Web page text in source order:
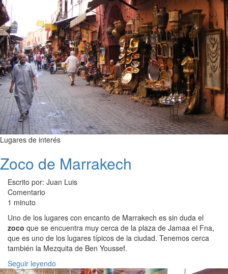
Lugares de interés
Zoco de Marrakech
Escrito por: Juan Luis
Comentario
1 minuto
Uno de los lugares con encanto de Marrakech es sin duda el
zoco que se encuentra muy cerca de la plaza de Jamaa el Fna,
que es uno de los lugares típicos de la ciudad. Tenemos cerca
también la Mezquita de Ben Youssef.
Seguir leyendo